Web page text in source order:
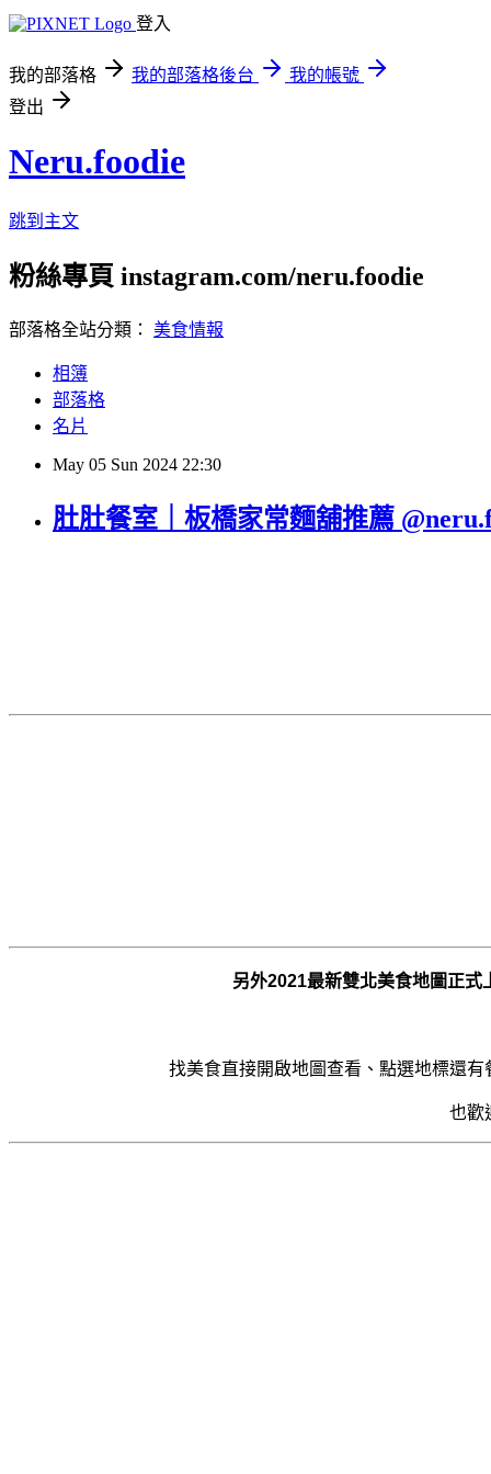
登入
我的部落格 我的部落格後台
我的帳號
登出
Neru.foodie
跳到主文
粉絲專頁 instagram.com/neru.foodie
部落格全站分類： 美食情報
相簿
部落格
名片
May 05 Sun 2024 22:30
肚肚餐室｜板橋家常麵舖推薦
另外2021最新雙北美食地圖正
找美食直接開啟地圖查看、點選地標還
也歡